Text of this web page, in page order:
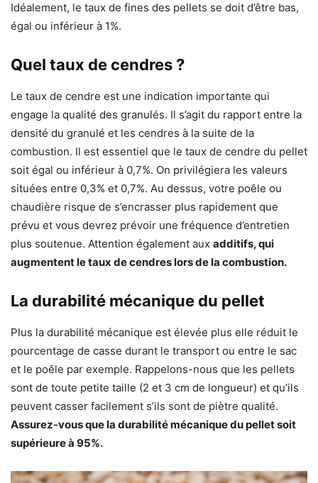
Idéalement, le taux de fines des pellets se doit d’être bas,
égal ou inférieur à 1%.
Quel taux de cendres ?
Le taux de cendre est une indication importante qui
engage la qualité des granulés. Il s’agit du rapport entre la
densité du granulé et les cendres à la suite de la
combustion. Il est essentiel que le taux de cendre du pellet
soit égal ou inférieur à 0,7%. On privilégiera les valeurs
situées entre 0,3% et 0,7%. Au dessus, votre poêle ou
chaudière risque de s’encrasser plus rapidement que
prévu et vous devrez prévoir une fréquence d’entretien
plus soutenue. Attention également aux additifs, qui
augmentent le taux de cendres lors de la combustion.
La durabilité mécanique du pellet
Plus la durabilité mécanique est élevée plus elle réduit le
pourcentage de casse durant le transport ou entre le sac
et le poêle par exemple. Rappelons-nous que les pellets
sont de toute petite taille (2 et 3 cm de longueur) et qu’ils
peuvent casser facilement s’ils sont de piètre qualité.
Assurez-vous que la durabilité mécanique du pellet soit
supérieure à 95%.